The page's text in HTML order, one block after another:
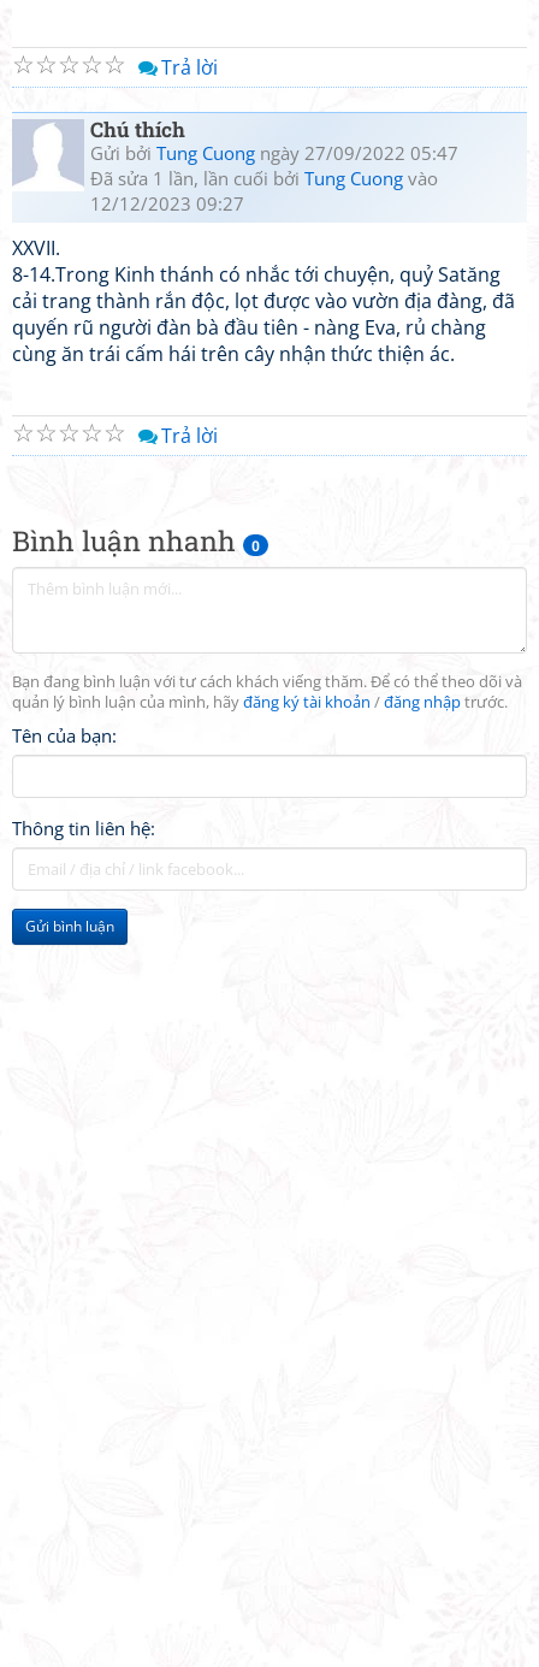
Bình luận nhanh 0
Bạn đang bình luận với tư cách khách viếng thăm. Để có thể theo dõi và
quản lý bình luận của mình, hãyđăng ký tài khoản /đăng nhậptrước.
Tên của bạn:
Thông tin liên hệ:
Gửi bình luận
☆
☆
☆
☆
☆ Trả lời
Chú thích
Gửi bởi Tung Cuong ngày 27/09/2022 05:47
Đã sửa 1 lần, lần cuối bởi Tung Cuong vào
12/12/2023 09:27
XXVII.
8-14.Trong Kinh thánh có nhắc tới chuyện, quỷ Satăng
cải trang thành rắn độc, lọt được vào vườn địa đàng, đã
quyến rũ người đàn bà đầu tiên - nàng Eva, rủ chàng
cùng ăn trái cấm hái trên cây nhận thức thiện ác.
☆
☆
☆
☆
☆ Trả lời